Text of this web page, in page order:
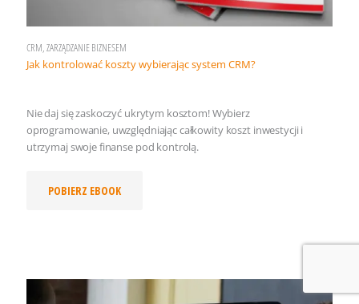
CRM, ZARZĄDZANIE BIZNESEM
Jak kontrolować koszty wybierając system CRM?
Nie daj się zaskoczyć ukrytym kosztom! Wybierz
oprogramowanie, uwzględniając całkowity koszt inwestycji i
utrzymaj swoje finanse pod kontrolą.
POBIERZ EBOOK